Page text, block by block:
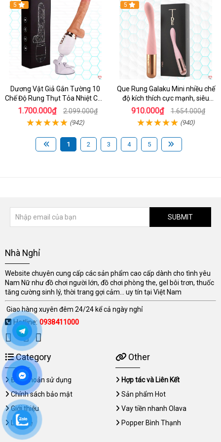
Hot
5
Dương Vật Giả Gắn Tường 10
Chế Độ Rung Thụt Tỏa Nhiệt Cao
Cấp
1.700.000₫ 2.099.000₫
(942)
Hot
5
Que Rung Galaku Mini nhiều chế
độ kích thích cực mạnh, siêu
sướng
910.000₫ 1.654.000₫
(940)
1 2 3 4 5
SUBMIT
Nhà Nghỉ
Website chuyên cung cấp các sản phẩm cao cấp dành cho tình yêu
Nam Nữ như đồ chơi người lớn, đồ chơi phòng the, gel bôi trơn, thuốc
tăng cường sinh lý, thời trang gợi cảm... uy tín tại Việt Nam
Giao hàng xuyên đêm 24/24 kể cả ngày nghỉ
Hotline:0938411000
Category
Điều khoản sử dụng
Chính sách bảo mật
Giới thiệu
Liên hệ
Other
Hợp tác và Liên Kết
Sản phẩm Hot
Vay tiền nhanh Olava
Popper Bình Thạnh